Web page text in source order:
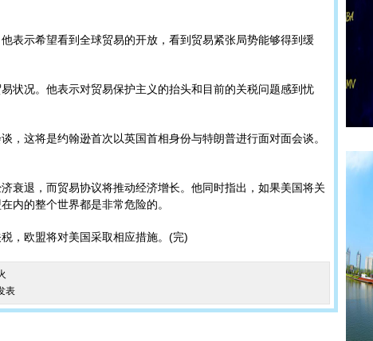
示希望看到全球贸易的开放，看到贸易紧张局势能够得到缓
况。他表示对贸易保护主义的抬头和目前的关税问题感到忧
这将是约翰逊首次以英国首相身份与特朗普进行面对面会谈。
退，而贸易协议将推动经济增长。他同时指出，如果美国将关
内的整个世界都是非常危险的。
欧盟将对美国采取相应措施。(完)
表